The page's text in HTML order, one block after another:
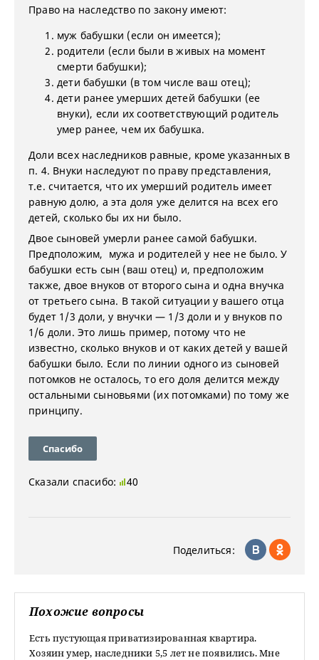
Право на наследство по закону имеют:
муж бабушки (если он имеется);
родители (если были в живых на момент
смерти бабушки);
дети бабушки (в том числе ваш отец);
дети ранее умерших детей бабушки (ее
внуки), если их соответствующий родитель
умер ранее, чем их бабушка.
Доли всех наследников равные, кроме указанных в
п. 4. Внуки наследуют по праву представления,
т.е. считается, что их умерший родитель имеет
равную долю, а эта доля уже делится на всех его
детей, сколько бы их ни было.
Двое сыновей умерли ранее самой бабушки.
Предположим, мужа и родителей у нее не было. У
бабушки есть сын (ваш отец) и, предположим
также, двое внуков от второго сына и одна внучка
от третьего сына. В такой ситуации у вашего отца
будет 1/3 доли, у внучки — 1/3 доли и у внуков по
1/6 доли. Это лишь пример, потому что не
известно, сколько внуков и от каких детей у вашей
бабушки было. Если по линии одного из сыновей
потомков не осталось, то его доля делится между
остальными сыновьями (их потомками) по тому же
принципу.
Спасибо
Сказали спасибо: 40
Поделиться:
Похожие вопросы
Есть пустующая приватизированная квартира.
Хозяин умер, наследники 5,5 лет не появились. Мне